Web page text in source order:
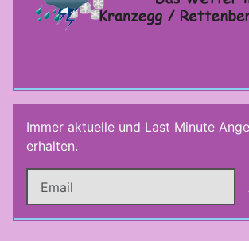
Immer aktuelle und Last Minute
erhalten.